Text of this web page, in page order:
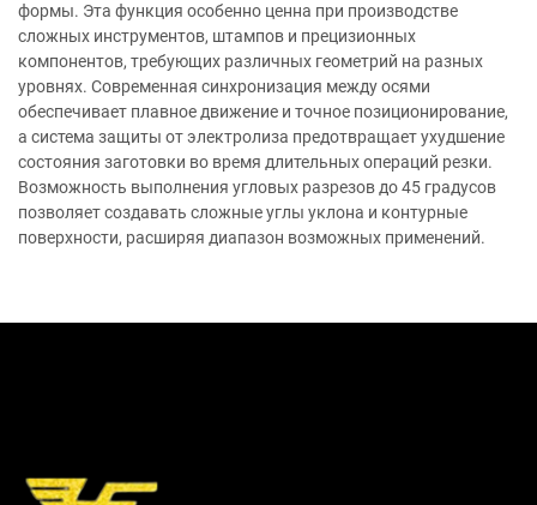
формы. Эта функция особенно ценна при производстве
сложных инструментов, штампов и прецизионных
компонентов, требующих различных геометрий на разных
уровнях. Современная синхронизация между осями
обеспечивает плавное движение и точное позиционирование,
а система защиты от электролиза предотвращает ухудшение
состояния заготовки во время длительных операций резки.
Возможность выполнения угловых разрезов до 45 градусов
позволяет создавать сложные углы уклона и контурные
поверхности, расширяя диапазон возможных применений.